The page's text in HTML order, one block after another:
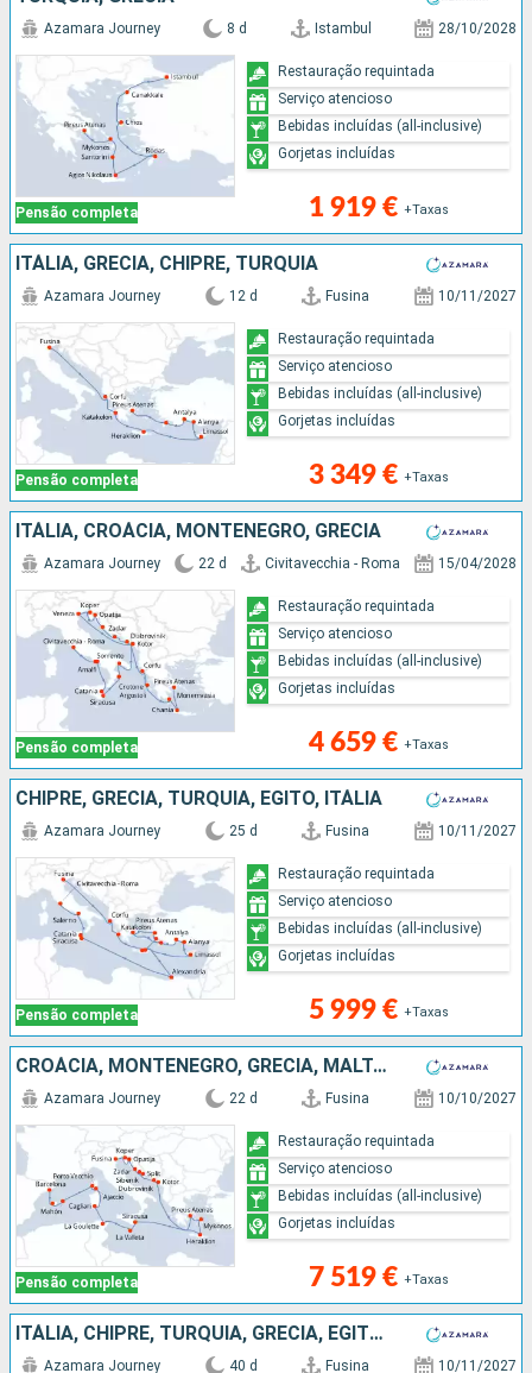
Pensão completa
Azamara Journey 8 d Istambul 28/10/2028
1 919 € +Taxas
Restauração requintada
Serviço atencioso
Bebidas incluídas (all-inclusive)
Gorjetas incluídas
ITÁLIA, GRÉCIA, CHIPRE, TURQUIA
Pensão completa
Azamara Journey 12 d Fusina 10/11/2027
3 349 € +Taxas
Restauração requintada
Serviço atencioso
Bebidas incluídas (all-inclusive)
Gorjetas incluídas
ITÁLIA, CROÁCIA, MONTENEGRO, GRÉCIA
Pensão completa
Azamara Journey 22 d Civitavecchia - Roma 15/04/2028
4 659 € +Taxas
Restauração requintada
Serviço atencioso
Bebidas incluídas (all-inclusive)
Gorjetas incluídas
CHIPRE, GRÉCIA, TURQUIA, EGITO, ITÁLIA
Pensão completa
Azamara Journey 25 d Fusina 10/11/2027
5 999 € +Taxas
Restauração requintada
Serviço atencioso
Bebidas incluídas (all-inclusive)
Gorjetas incluídas
CROÁCIA, MONTENEGRO, GRÉCIA, MALTA, TUNÍSIA, ITÁLIA, FRANÇA, ESPANHA, MAIORCA
Pensão completa
Azamara Journey 22 d Fusina 10/10/2027
7 519 € +Taxas
Restauração requintada
Serviço atencioso
Bebidas incluídas (all-inclusive)
Gorjetas incluídas
ITÁLIA, CHIPRE, TURQUIA, GRÉCIA, EGITO, FRANÇA, ESPANHA, GIBRALTAR, PORTUGAL
Azamara Journey 40 d Fusina 10/11/2027